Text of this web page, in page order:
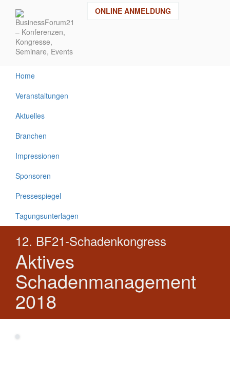
Inhalt
ONLINE ANMELDUNG
Home
Veranstaltungen
Aktuelles
Branchen
Impressionen
Sponsoren
Pressespiegel
Tagungsunterlagen
12. BF21-Schadenkongress
Aktives
Schadenmanagement
2018